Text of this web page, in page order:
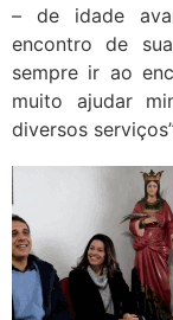
– de idade
encontro de
sempre ir ao
muito ajudar
diversos